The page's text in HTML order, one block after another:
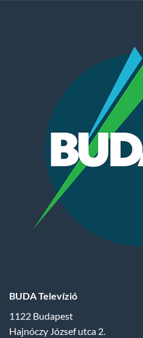
BUDA Televízió
1122 Budapest
Hajnóczy József utca 2.